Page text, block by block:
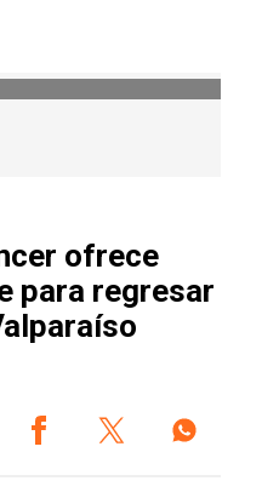
ofrece
para regresar